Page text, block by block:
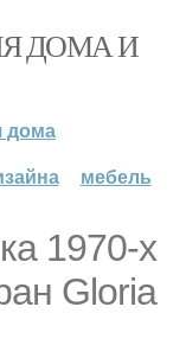
ДОМА И
дома
мебель
1970-х
Gloria